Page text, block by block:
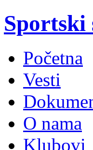
Sportski
Početna
Vesti
O nama
Klubovi